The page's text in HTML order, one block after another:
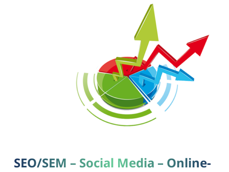
SEO/SEM – Social Media – Online-